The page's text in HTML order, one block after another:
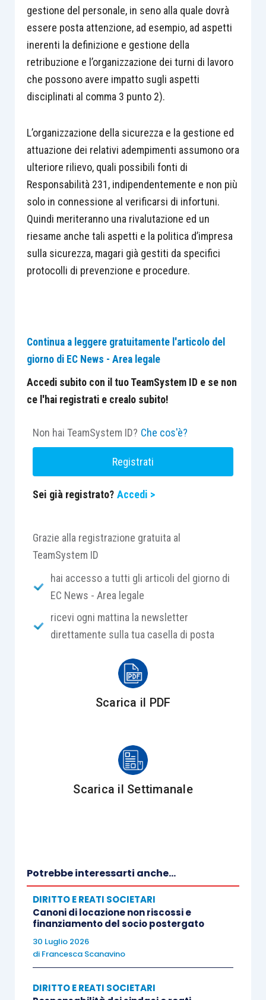
gestione del personale, in seno alla quale dovrà
essere posta attenzione, ad esempio, ad aspetti
inerenti la definizione e gestione della
retribuzione e l’organizzazione dei turni di lavoro
che possono avere impatto sugli aspetti
disciplinati al comma 3 punto 2).
L’organizzazione della sicurezza e la gestione ed
attuazione dei relativi adempimenti assumono ora
ulteriore rilievo, quali possibili fonti di
Responsabilità 231, indipendentemente e non più
solo in connessione al verificarsi di infortuni.
Quindi meriteranno una rivalutazione ed un
riesame anche tali aspetti e la politica d’impresa
sulla sicurezza, magari già gestiti da specifici
protocolli di prevenzione e procedure.
Continua a leggere gratuitamente l'articolo del
giorno di EC News - Area legale
Accedi subito con il tuo TeamSystem ID e se non
ce l'hai registrati e crealo subito!
Non hai TeamSystem ID? Che cos'è?
Registrati
Sei già registrato? Accedi >
Grazie alla registrazione gratuita al
TeamSystem ID
hai accesso a tutti gli articoli del giorno di
EC News - Area legale
ricevi ogni mattina la newsletter
direttamente sulla tua casella di posta
Scarica il PDF
Scarica il Settimanale
Potrebbe interessarti anche...
DIRITTO E REATI SOCIETARI
Canoni di locazione non riscossi e
finanziamento del socio postergato
30 Luglio 2026
di Francesca Scanavino
DIRITTO E REATI SOCIETARI